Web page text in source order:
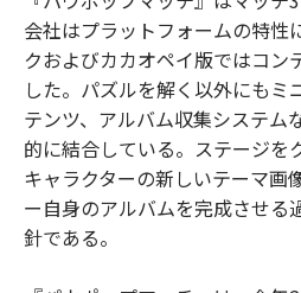
会社はプラットフォームの特性
クおよびカカオペイ版ではコン
した。パズルを解く以外にもミ
テンツ、アルバム収集システム
的に結合している。ステージを
キャラクターの新しいテーマ画
ー自身のアルバムを完成させる
針である。